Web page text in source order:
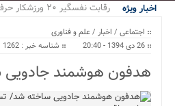
اخبار ویژه ۴ .
اجتماعی / اخبار / علم و فناوری
26 دی 1394 - 20:40
شناسه خبر : 1262
هدفون هوشمند